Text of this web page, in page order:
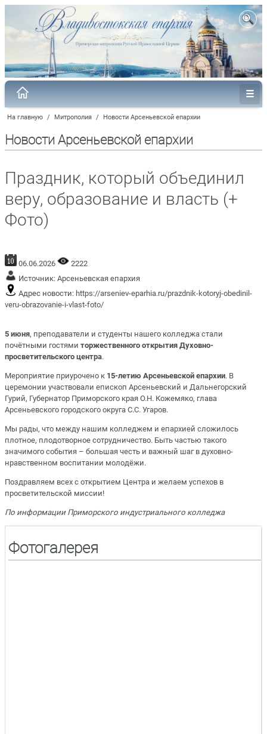
На главную / Митрополия / Новости Арсеньевской епархии
Новости Арсеньевской епархии
Праздник, который объединил
веру, образование и власть (+
Фото)
06.06.2026
2222
Источник: Арсеньевская епархия
Адрес новости: https://arseniev-eparhia.ru/prazdnik-kotoryj-obedinil-
veru-obrazovanie-i-vlast-foto/
5 июня, преподаватели и студенты нашего колледжа стали
почётными гостями торжественного открытия Духовно-
просветительского центра.
Мероприятие приурочено к 15-летию Арсеньевской епархии. В
церемонии участвовали епископ Арсеньевский и Дальнегорский
Гурий, Губернатор Приморского края О.Н. Кожемяко, глава
Арсеньевского городского округа С.С. Угаров.
Мы рады, что между нашим колледжем и епархией сложилось
плотное, плодотворное сотрудничество. Быть частью такого
значимого события – большая честь и важный шаг в духовно-
нравственном воспитании молодёжи.
Поздравляем всех с открытием Центра и желаем успехов в
просветительской миссии!
По информации Приморского индустриального колледжа
Фотогалерея